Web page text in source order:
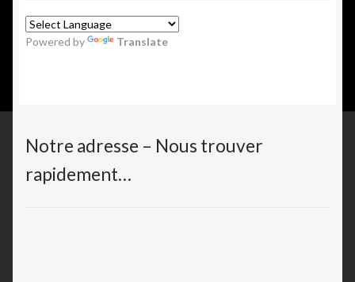
Powered by Translate
Notre adresse – Nous trouver
rapidement…